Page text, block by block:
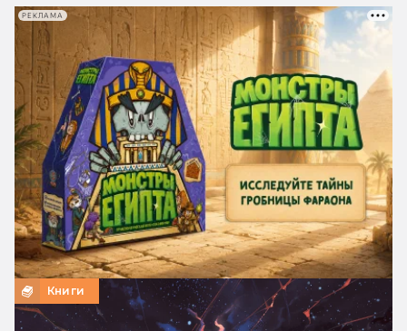
Книги
РЕКЛАМА